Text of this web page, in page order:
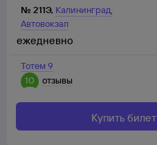
№ 211Э, Калининград,
Автовокзал
Тотем 9
10
отзывы
ежедневно
Купить билет